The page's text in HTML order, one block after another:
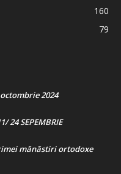
160
79
2024
24 SEPEMBRIE
mănăstiri ortodoxe